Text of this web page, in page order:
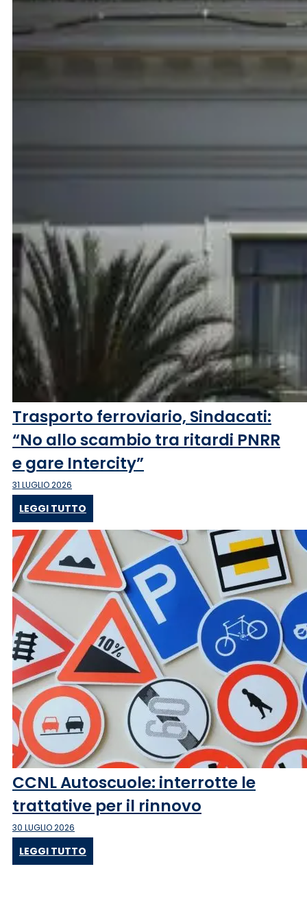
Trasporto ferroviario, Sindacati:
“No allo scambio tra ritardi PNRR
e gare Intercity”
31 LUGLIO 2026
LEGGI TUTTO
CCNL Autoscuole: interrotte le
trattative per il rinnovo
30 LUGLIO 2026
LEGGI TUTTO